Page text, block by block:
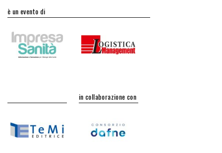
è un evento di
in collaborazione con